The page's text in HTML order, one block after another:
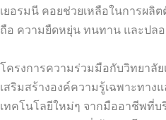
เยอรมนี คอยช่วยเหลือในการผ
ถือ ความยืดหยุ่น ทนทาน และปล
โครงการความร่วมมือกับวิทยาลั
เสริมสร้างองค์ความรู้เฉพาะทาง
เทคโนโลยีใหม่ๆ จากมืออาชีพที่บ